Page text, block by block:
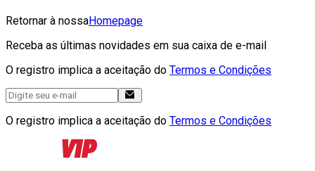
Retornar à nossaHomepage
Receba as últimas novidades em sua caixa de e-mail
O registro implica a aceitação do Termos e Condições
O registro implica a aceitação do Termos e Condições